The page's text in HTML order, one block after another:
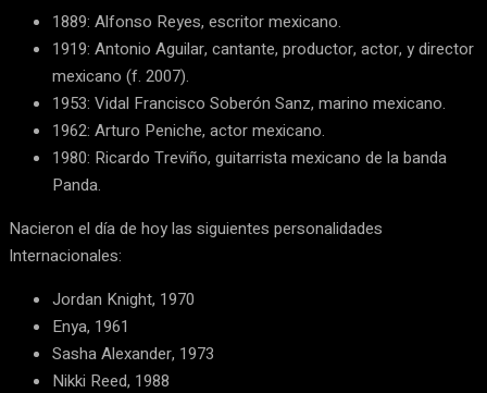
1889: Alfonso Reyes, escritor mexicano.
1919: Antonio Aguilar, cantante, productor, actor, y director
mexicano (f. 2007).
1953: Vidal Francisco Soberón Sanz, marino mexicano.
1962: Arturo Peniche, actor mexicano.
1980: Ricardo Treviño, guitarrista mexicano de la banda
Panda.
Nacieron el día de hoy las siguientes personalidades
Internacionales:
Jordan Knight, 1970
Enya, 1961
Sasha Alexander, 1973
Nikki Reed, 1988